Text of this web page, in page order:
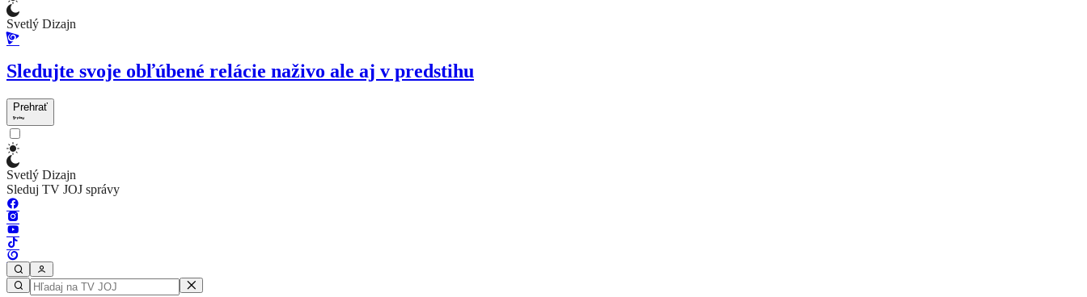
Svetlý Dizajn
Sledujte svoje obľúbené relácie naživo ale aj v predstihu
Prehrať
Svetlý Dizajn
Sleduj TV JOJ správy